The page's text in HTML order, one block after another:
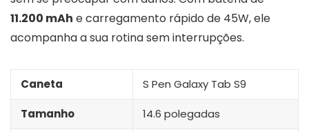
11.200 mAh e carregamento rápido de 45W, ele
acompanha a sua rotina sem interrupções.
Caneta S Pen Galaxy Tab S9
Tamanho 14.6 polegadas